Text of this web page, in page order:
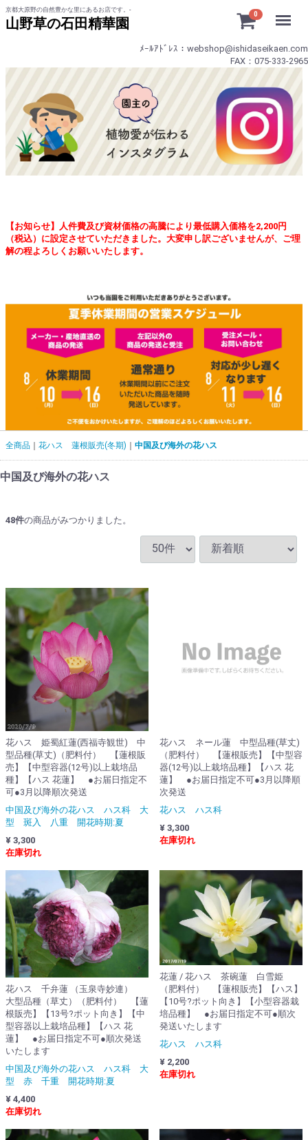
京都大原野の自然豊かな里にあるお店です。-
山野草の石田精華園
0
ﾒｰﾙｱﾄﾞﾚｽ：webshop@ishidaseikaen.com
FAX：075-333-2965
【お知らせ】人件費及び資材価格の高騰により最低購入価格を2,200円
（税込）に設定させていただきました。大変申し訳ございませんが、ご理
解の程よろしくお願いいたします。
全商品 花ハス 蓮根販売(冬期) 中国及び海外の花ハス
中国及び海外の花ハス
48件の商品がみつかりました。
花ハス 姫蜀紅蓮(西福寺観世) 中
型品種(草丈)（肥料付） 【蓮根販
売】【中型容器(12号)以上栽培品
種】【ハス 花蓮】 ●お届日指定不
可●3月以降順次発送
中国及び海外の花ハス ハス科 大
型 斑入 八重 開花時期:夏
¥ 3,300
在庫切れ
花ハス ネール蓮 中型品種(草丈)
（肥料付） 【蓮根販売】【中型容
器(12号)以上栽培品種】【ハス 花
蓮】 ●お届日指定不可●3月以降順
次発送
花ハス ハス科
¥ 3,300
在庫切れ
花ハス 千弁蓮 （玉泉寺妙連）
大型品種（草丈）（肥料付） 【蓮
根販売】【13号?ポット向き】【中
型容器以上栽培品種】【ハス 花
蓮】 ●お届日指定不可●順次発送
いたします
中国及び海外の花ハス ハス科 大
型 赤 千重 開花時期:夏
¥ 4,400
在庫切れ
花蓮 / 花ハス 茶碗蓮 白雪姫
（肥料付） 【蓮根販売】【ハス】
【10号?ポット向き】【小型容器栽
培品種】 ●お届日指定不可●順次
発送いたします
花ハス ハス科
¥ 2,200
在庫切れ